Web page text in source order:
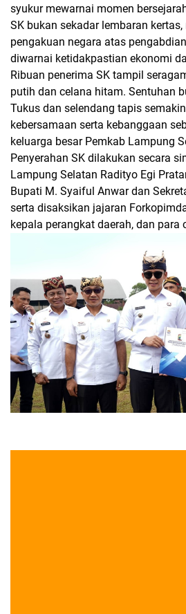
syukur mewarnai momen
SK bukan sekadar lembaran
pengakuan negara atas
diwarnai ketidakpastian ekonomi
Ribuan penerima SK tampil
putih dan celana hitam. Sentuhan
Tukus dan selendang tapis
kebersamaan serta kebanggaan
keluarga besar Pemkab Lampung
Penyerahan SK dilakukan secara
Lampung Selatan Radityo Egi
Bupati M. Syaiful Anwar dan
serta disaksikan jajaran
kepala perangkat daerah, dan para